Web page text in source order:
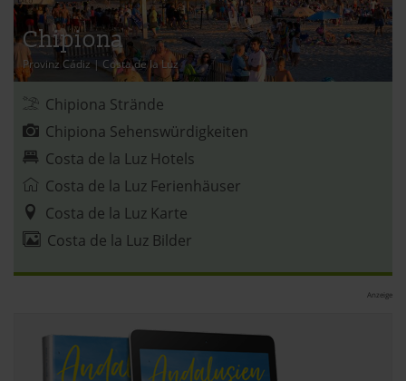
der Datenschutzerklärung.
Datenschutzerklärung|Impressum
Chipiona
Provinz Cádiz | Costa de la Luz
Chipiona Strände
Chipiona Sehenswürdigkeiten
Costa de la Luz Hotels
Costa de la Luz Ferienhäuser
Costa de la Luz Karte
Costa de la Luz Bilder
Anzeige